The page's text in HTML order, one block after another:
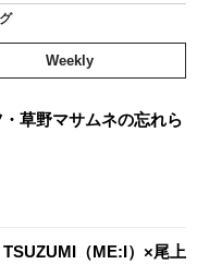
Weekly
草野マサムネの忘れら
TSUZUMI（ME:I）×尾上